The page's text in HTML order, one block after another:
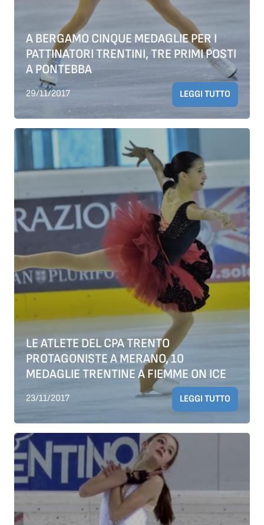
A BERGAMO CINQUE MEDAGLIE PER I
PATTINATORI TRENTINI, TRE PRIMI POSTI
A PONTEBBA
29/11/2017 LEGGI TUTTO
LE ATLETE DEL CPA TRENTO
PROTAGONISTE A MERANO, 10
MEDAGLIE TRENTINE A FIEMME ON ICE
23/11/2017 LEGGI TUTTO